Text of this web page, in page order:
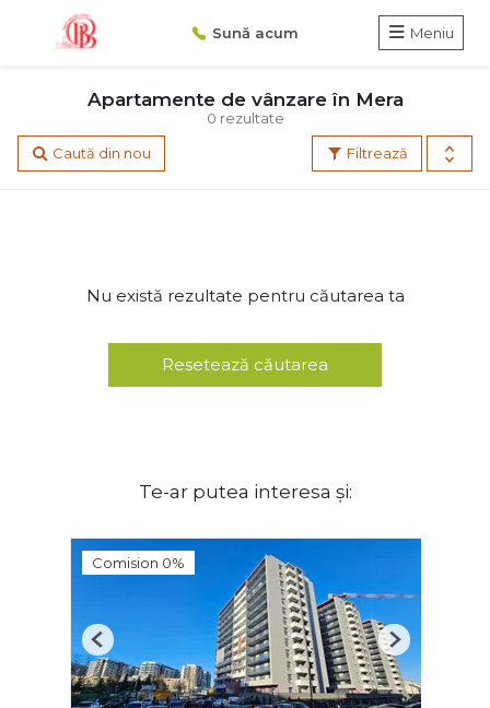
Sună acum Meniu
0 rezultate
Apartamente de vânzare în Mera
Filtrează
Caută din nou
Nu există rezultate pentru căutarea ta
Resetează căutarea
Te-ar putea interesa și:
Comision 0%
Previous Next